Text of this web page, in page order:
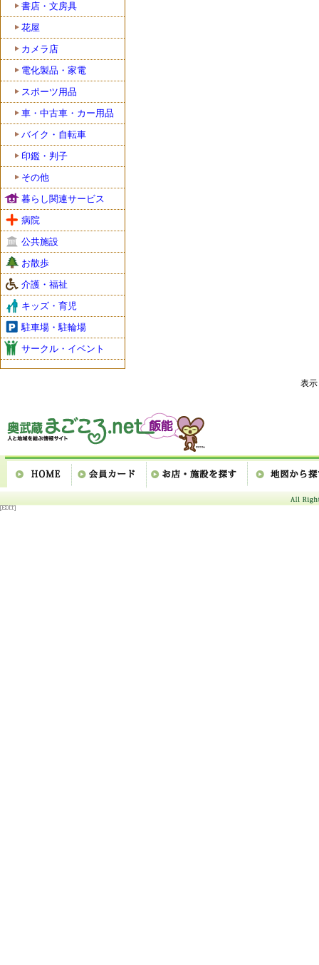
書店・文房具
花屋
カメラ店
電化製品・家電
スポーツ用品
車・中古車・カー用品
バイク・自転車
印鑑・判子
その他
暮らし関連サービス
病院
公共施設
お散歩
介護・福祉
キッズ・育児
駐車場・駐輪場
サークル・イベント
表